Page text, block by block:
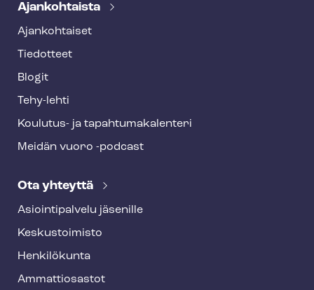
Ajankohtaista
Ajankohtaiset
Tiedotteet
Blogit
Tehy-lehti
Koulutus- ja ta­pah­tu­ma­ka­len­te­ri
Meidän vuoro -podcast
Ota yhteyttä
Asioin­ti­pal­ve­lu jäsenille
Keskustoimisto
Henkilökunta
Ammattiosastot